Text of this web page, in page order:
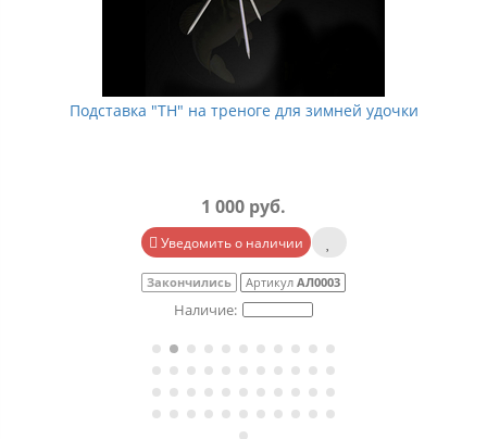
Подставка "TH" на треноге для зимней удочки
1 000 руб.
Уведомить о наличии
Закончились Артикул АЛ0003